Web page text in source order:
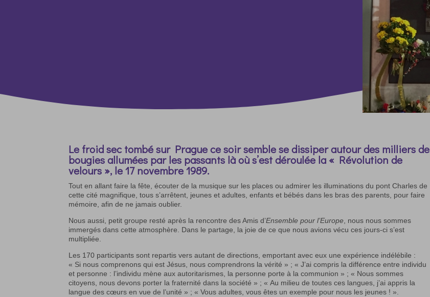
Le froid sec tombé sur Prague ce soir semble se dissiper autour des milliers de
bougies allumées par les passants là où s’est déroulée la « Révolution de
velours », le 17 novembre 1989.
Tout en allant faire la fête, écouter de la musique sur les places ou admirer les illuminations du pont Charles de
cette cité magnifique, tous s’arrêtent, jeunes et adultes, enfants et bébés dans les bras des parents, pour faire
mémoire, afin de ne jamais oublier.
Nous aussi, petit groupe resté après la rencontre des Amis d’Ensemble pour l’Europe , nous nous sommes
immergés dans cette atmosphère. Dans le partage, la joie de ce que nous avions vécu ces jours-ci s’est
multipliée.
Les 170 participants sont repartis vers autant de directions, emportant avec eux une expérience indélébile :
« Si nous comprenons qui est Jésus, nous comprendrons la vérité » ; « J’ai compris la différence entre individu
et personne : l’individu mène aux autoritarismes, la personne porte à la communion » ; « Nous sommes
citoyens, nous devons porter la fraternité dans la société » ; « Au milieu de toutes ces langues, j’ai appris la
langue des cœurs en vue de l’unité » ; « Vous adultes, vous êtes un exemple pour nous les jeunes ! ».